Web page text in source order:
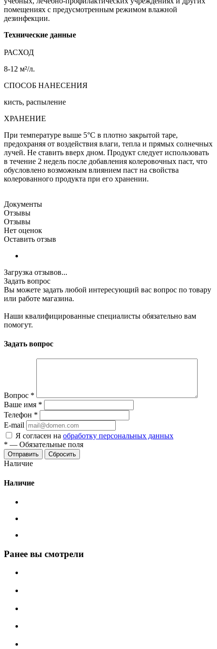
помещениях с предусмотренным режимом влажной
дезинфекции.
Технические данные
РАСХОД
8-12 м²/л.
СПОСОБ НАНЕСЕНИЯ
кисть, распыление
ХРАНЕНИЕ
При температуре выше 5°С в плотно закрытой таре,
предохраняя от воздействия влаги, тепла и прямых солнечных
лучей. Не ставить вверх дном. Продукт следует использовать
в течение 2 недель после добавления колеровочных паст, что
обусловлено возможным влиянием паст на свойства
колерованного продукта при его хранении.
Документы
Отзывы
Отзывы
Нет оценок
Оставить отзыв
Загрузка отзывов...
Задать вопрос
Вы можете задать любой интересующий вас вопрос по товару
или работе магазина.
Наши квалифицированные специалисты обязательно вам
помогут.
Задать вопрос
Вопрос *
Ваше имя *
Телефон *
E-mail
Я согласен на обработку персональных данных
* — Обязательные поля
Сбросить
Наличие
Наличие
Ранее вы смотрели